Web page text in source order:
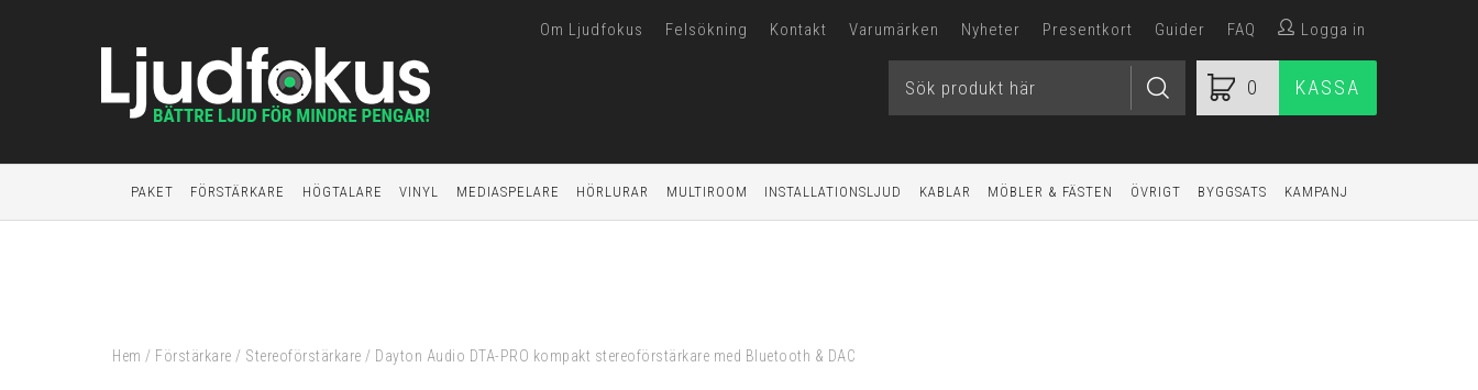
Om Ljudfokus Felsökning Kontakt Varumärken Nyheter Presentkort Guider FAQ Logga in
0 KASSA
PAKET FÖRSTÄRKARE HÖGTALARE VINYL MEDIASPELARE HÖRLURAR MULTIROOM INSTALLATIONSLJUD KABLAR MÖBLER & FÄSTEN ÖVRIGT BYGGSATS KAMPANJ
Hem / Förstärkare / Stereoförstärkare / Dayton Audio DTA-PRO kompakt stereoförstärkare med Bluetooth & DAC